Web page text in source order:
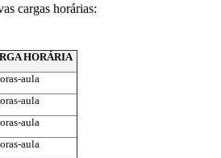
cargas horárias:
HORÁRIA
aula
aula
aula
aula